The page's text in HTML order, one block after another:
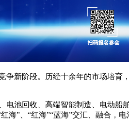
新阶段。历经十余年的市场培育
池回收、高端智能制造、电动
海”、“红海”“蓝海”交汇、融合，